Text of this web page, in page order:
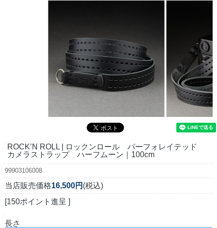
ROCK’N ROLL | ロックンロール パーフォレイテッド
カメラストラップ ハーフムーン｜100cm
99903106008
当店販売価格16,500円 (税込)
[150ポイント進呈 ]
長さ